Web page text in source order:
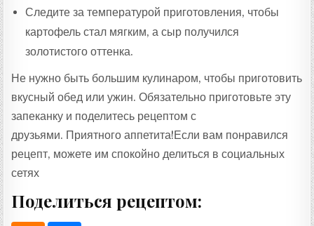
Следите за температурой приготовления, чтобы
картофель стал мягким, а сыр получился
золотистого оттенка.
Не нужно быть большим кулинаром, чтобы приготовить
вкусный обед или ужин. Обязательно приготовьте эту
запеканку и поделитесь рецептом с
друзьями. Приятного аппетита!Если вам понравился
рецепт, можете им спокойно делиться в социальных
сетях
Поделиться рецептом: